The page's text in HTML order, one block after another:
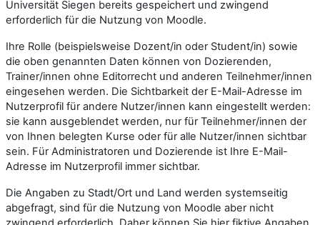
Universität Siegen bereits gespeichert und zwingend
erforderlich für die Nutzung von Moodle.
Ihre Rolle (beispielsweise Dozent/in oder Student/in) sowie
die oben genannten Daten können von Dozierenden,
Trainer/innen ohne Editorrecht und anderen Teilnehmer/innen
eingesehen werden. Die Sichtbarkeit der E-Mail-Adresse im
Nutzerprofil für andere Nutzer/innen kann eingestellt werden:
sie kann ausgeblendet werden, nur für Teilnehmer/innen der
von Ihnen belegten Kurse oder für alle Nutzer/innen sichtbar
sein. Für Administratoren und Dozierende ist Ihre E-Mail-
Adresse im Nutzerprofil immer sichtbar.
Die Angaben zu Stadt/Ort und Land werden systemseitig
abgefragt, sind für die Nutzung von Moodle aber nicht